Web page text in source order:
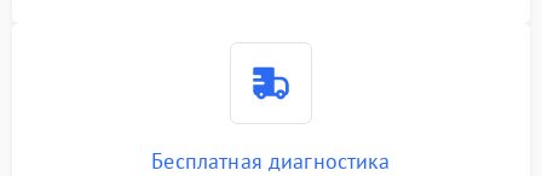
Бесплатная диагностика